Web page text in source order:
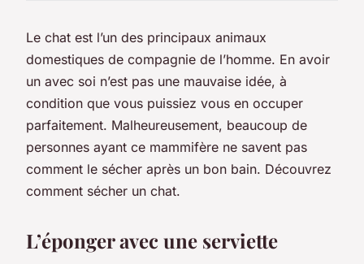
Le chat est l’un des principaux animaux
domestiques de compagnie de l’homme. En avoir
un avec soi n’est pas une mauvaise idée, à
condition que vous puissiez vous en occuper
parfaitement. Malheureusement, beaucoup de
personnes ayant ce mammifère ne savent pas
comment le sécher après un bon bain. Découvrez
comment sécher un chat.
L’éponger avec une serviette